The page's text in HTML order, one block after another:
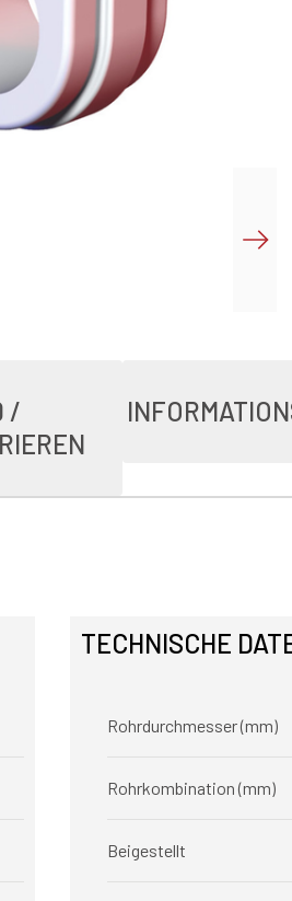
/
TECHNISCHE
Rohrdurchmesser (mm)
Rohrkombination (mm)
Beigestellt